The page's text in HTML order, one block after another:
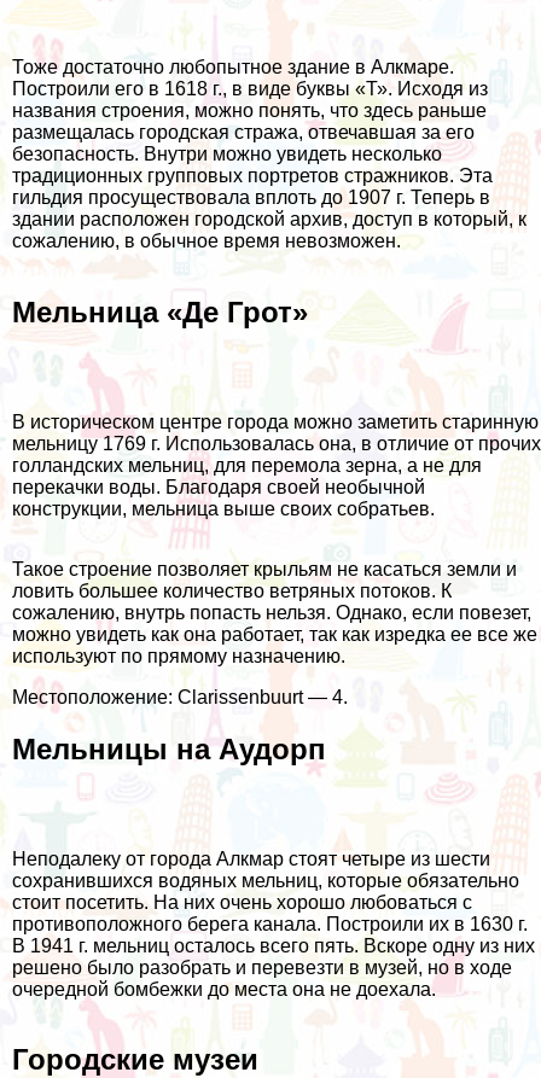
Тоже достаточно любопытное здание в Алкмаре.
Построили его в 1618 г., в виде буквы «Т». Исходя из
названия строения, можно понять, что здесь раньше
размещалась городская стража, отвечавшая за его
безопасность. Внутри можно увидеть несколько
традиционных групповых портретов стражников. Эта
гильдия просуществовала вплоть до 1907 г. Теперь в
здании расположен городской архив, доступ в который, к
сожалению, в обычное время невозможен.
Мельница «Де Грот»
В историческом центре города можно заметить старинную
мельницу 1769 г. Использовалась она, в отличие от прочих
голландских мельниц, для перемола зерна, а не для
перекачки воды. Благодаря своей необычной
конструкции, мельница выше своих собратьев.
Такое строение позволяет крыльям не касаться земли и
ловить большее количество ветряных потоков. К
сожалению, внутрь попасть нельзя. Однако, если повезет,
можно увидеть как она работает, так как изредка ее все же
используют по прямому назначению.
Местоположение: Clarissenbuurt — 4.
Мельницы на Аудорп
Неподалеку от города Алкмар стоят четыре из шести
сохранившихся водяных мельниц, которые обязательно
стоит посетить. На них очень хорошо любоваться с
противоположного берега канала. Построили их в 1630 г.
В 1941 г. мельниц осталось всего пять. Вскоре одну из них
решено было разобрать и перевезти в музей, но в ходе
очередной бомбежки до места она не доехала.
Городские музеи